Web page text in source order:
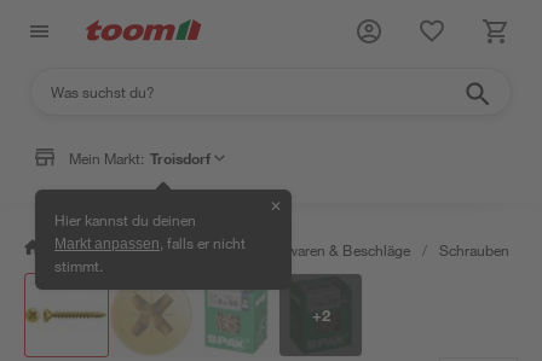
Mein Markt: Troisdorf
Hier kannst du deinen
Markt anpassen , falls er nicht
stimmt.
✕
/ Werkstatt & Maschinen / Eisenwaren & Beschläge / Schrauben
+2